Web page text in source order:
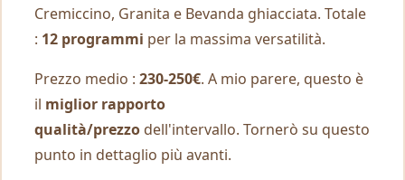
Cremiccino, Granita e Bevanda ghiacciata. Totale
: 12 programmi per la massima versatilità.
Prezzo medio : 230-250€. A mio parere, questo è
il miglior rapporto
qualità/prezzo dell'intervallo. Tornerò su questo
punto in dettaglio più avanti.